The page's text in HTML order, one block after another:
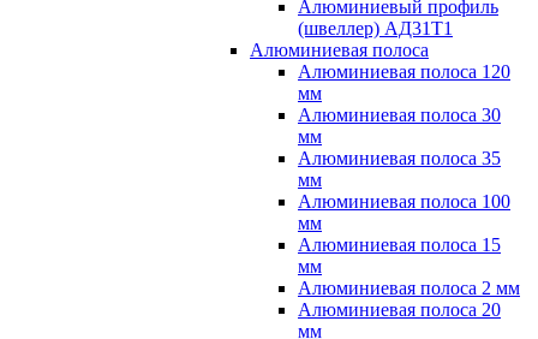
Алюминиевый профиль
(швеллер) АД31Т1
Алюминиевая полоса
Алюминиевая полоса 120
мм
Алюминиевая полоса 30
мм
Алюминиевая полоса 35
мм
Алюминиевая полоса 100
мм
Алюминиевая полоса 15
мм
Алюминиевая полоса 2 мм
Алюминиевая полоса 20
мм